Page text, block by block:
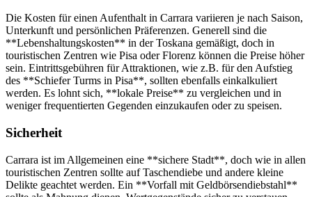
Die Kosten für einen Aufenthalt in Carrara variieren je nach Saison,
Unterkunft und persönlichen Präferenzen. Generell sind die
**Lebenshaltungskosten** in der Toskana gemäßigt, doch in
touristischen Zentren wie Pisa oder Florenz können die Preise höher
sein. Eintrittsgebühren für Attraktionen, wie z.B. für den Aufstieg
des **Schiefer Turms in Pisa**, sollten ebenfalls einkalkuliert
werden. Es lohnt sich, **lokale Preise** zu vergleichen und in
weniger frequentierten Gegenden einzukaufen oder zu speisen.
Sicherheit
Carrara ist im Allgemeinen eine **sichere Stadt**, doch wie in allen
touristischen Zentren sollte auf Taschendiebe und andere kleine
Delikte geachtet werden. Ein **Vorfall mit Geldbörsendiebstahl**